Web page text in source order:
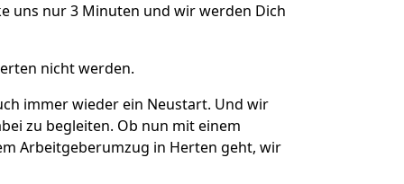
uns nur 3 Minuten und wir werden Dich
nicht werden.
immer wieder ein Neustart. Und wir
zu begleiten. Ob nun mit einem
Arbeitgeberumzug in Herten geht, wir